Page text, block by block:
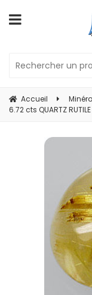
Accueil
6.72 cts QUARTZ RUTILE